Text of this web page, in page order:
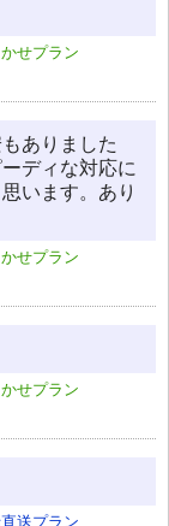
せプラン
ありました
ディな対応に
います。あり
せプラン
せプラン
送プラン